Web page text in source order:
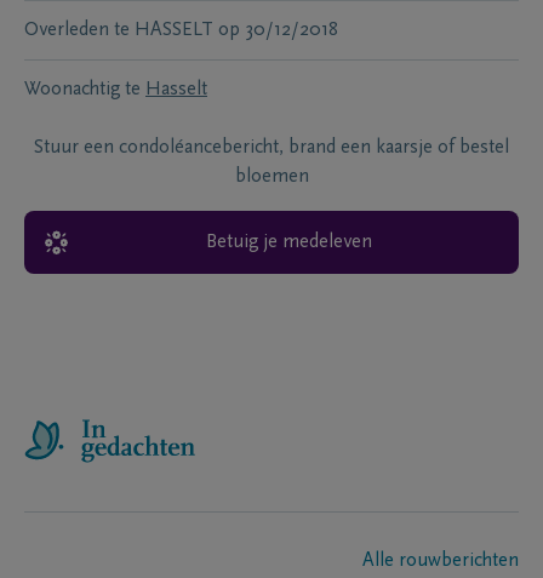
Overleden te HASSELT op 30/12/2018
Woonachtig te Hasselt
Stuur een condoléancebericht, brand een kaarsje of bestel
bloemen
Betuig je medeleven
Alle rouwberichten